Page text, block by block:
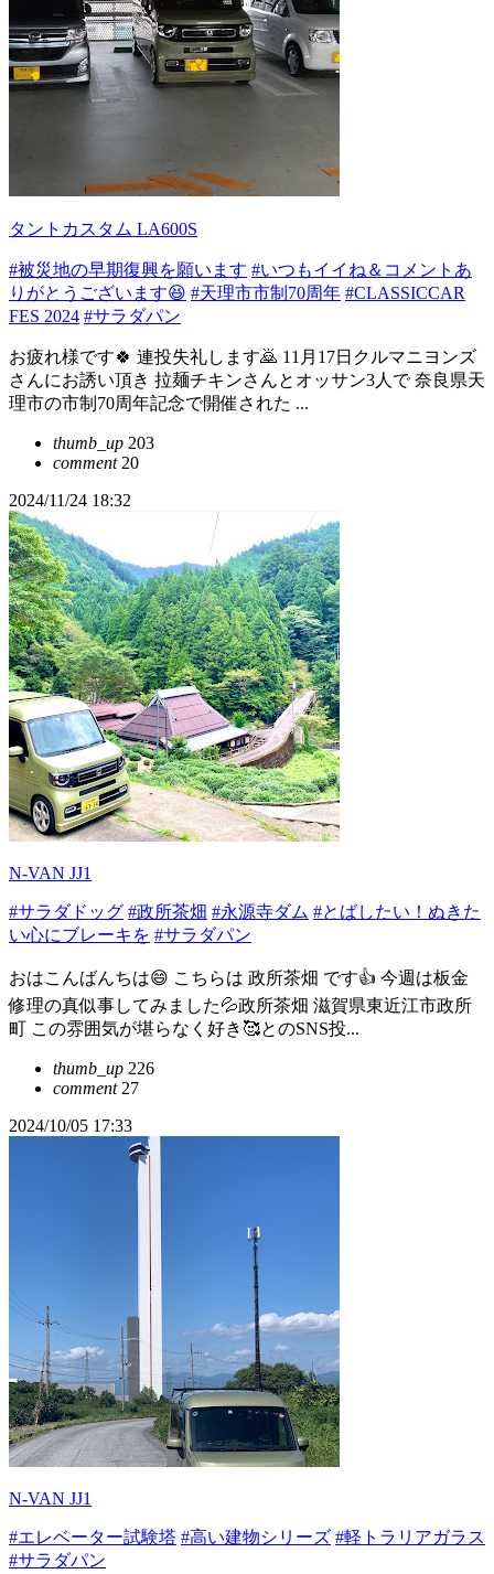
タントカスタム LA600S
#被災地の早期復興を願います #いつもイイね＆コメントあ
りがとうございます😆 #天理市市制70周年 #CLASSICCAR
FES 2024 #サラダパン
お疲れ様です🍀 連投失礼します🙇 11月17日クルマニヨンズ
さんにお誘い頂き 拉麺チキンさんとオッサン3人で 奈良県天
理市の市制70周年記念で開催された ...
thumb_up 203
comment20
2024/11/24 18:32
N-VAN JJ1
#サラダドッグ #政所茶畑 #永源寺ダム #とばしたい！ぬきた
い心にブレーキを #サラダパン
おはこんばんちは😄 こちらは 政所茶畑 です👍 今週は板金
修理の真似事してみました💦政所茶畑 滋賀県東近江市政所
町 この雰囲気が堪らなく好き🥰とのSNS投...
thumb_up 226
comment27
2024/10/05 17:33
N-VAN JJ1
#エレベーター試験塔 #高い建物シリーズ #軽トラリアガラス
#サラダパン